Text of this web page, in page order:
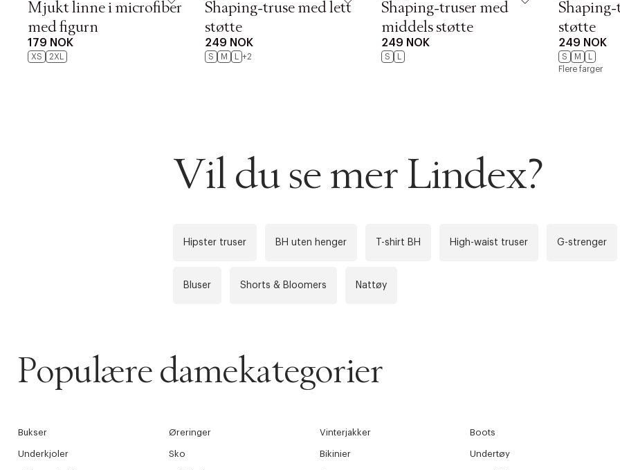
Mjukt linne i microfiber
med figurn
179 NOK
XS 2XL
Shaping-truse med lett
støtte
249 NOK
S M +2
Shaping-truser med
middels støtte
249 NOK
S
støtte
249 NOK
S M
Flere farger
Vil du se mer Lindex?
Hipster truser BH uten henger T-shirt BH High-waist truser G-strenger
Bluser Shorts & Bloomers Nattøy
Populære damekategorier
Bukser Øreringer Vinterjakker Boots
Underkjoler Sko Bikinier Undertøy
Levering innen 2-5 virkedager.
Øv vi kan desværre ikke vise dig denne video. Tillad statistiske cookies for
videoen.
Riktige informasjonskapsler